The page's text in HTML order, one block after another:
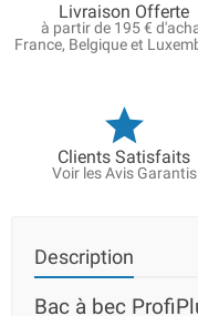
Livraison Offerte
à partir de 195 €
France, Belgique et
Clients Satisfaits
Voir les Avis Garantis
Description
Bac à bec